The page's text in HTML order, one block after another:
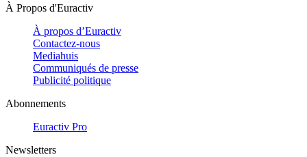
À Propos d'Euractiv
À propos d’Euractiv
Contactez-nous
Mediahuis
Communiqués de presse
Publicité politique
Abonnements
Euractiv Pro
Newsletters